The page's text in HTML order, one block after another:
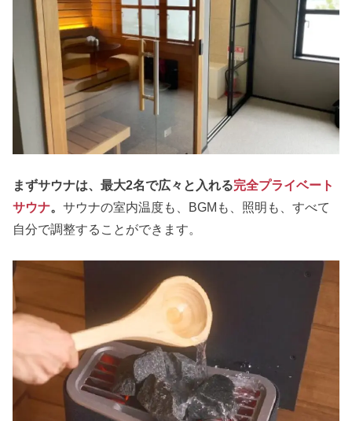
まずサウナは、最大2名で広々と入れる完全プライベート
サウナ。サウナの室内温度も、BGMも、照明も、すべて
自分で調整することができます。